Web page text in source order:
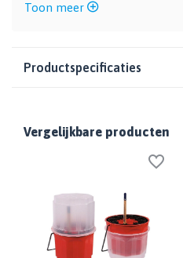
Toon meer
Productspecificaties
Vergelijkbare producten